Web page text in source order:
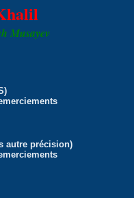
Musayev
autre précision)